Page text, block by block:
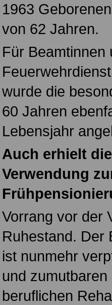
1963
von 62 Jahren.
Für Beamtinnen
wurde die
60 Jahren
Lebensjahr
Auch erhielt
Verwendung
Vorrang vor der
Ruhestand. Der
ist nunmehr
und
beruflichen